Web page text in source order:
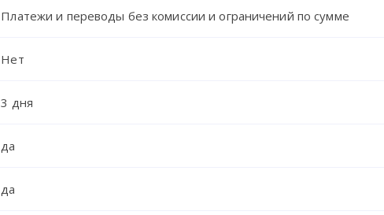
Платежи и переводы без комиссии и ограничений по сумме
Нет
3 дня
да
да